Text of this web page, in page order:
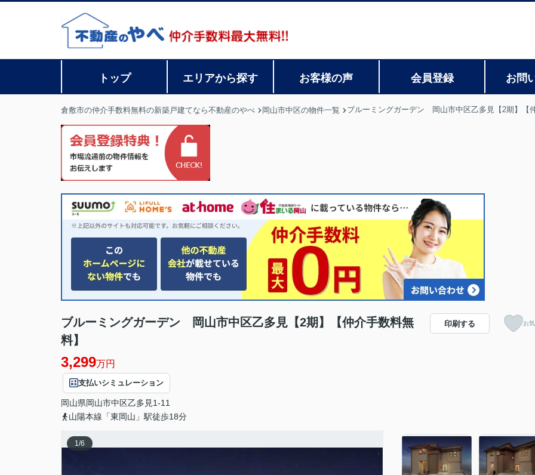
トップ エリアから探す お客様の声 会員登録 お問
倉敷市の仲介手数料無料の新築戸建てなら不動産のやべ 岡山市中区の物件一覧 ブルーミングガーデン 岡山市中区乙多見【2期】【
ブルーミングガーデン 岡山市中区乙多見【2期】【仲介手数料無
料】
3,299万円
支払いシミュレーション
岡山県岡山市中区乙多見1-11
山陽本線「東岡山」駅徒歩18分
印刷する お
1 /6